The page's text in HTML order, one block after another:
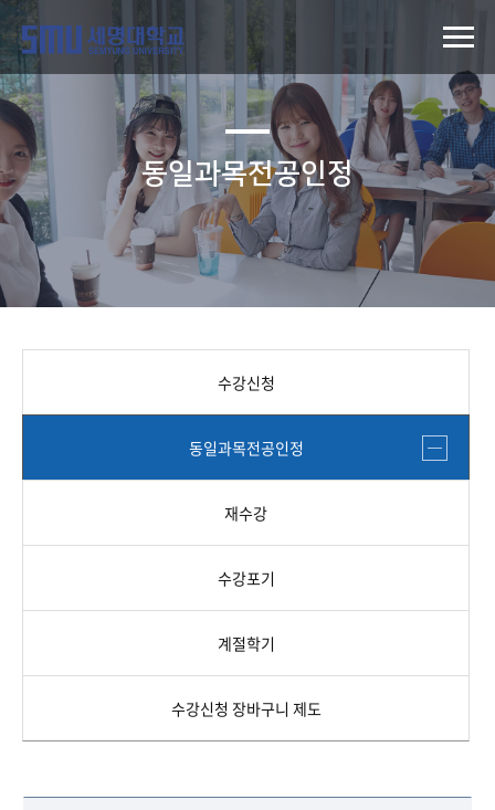
동일과목전공인정
수강신청
동일과목전공인정
재수강
수강포기
계절학기
수강신청 장바구니 제도